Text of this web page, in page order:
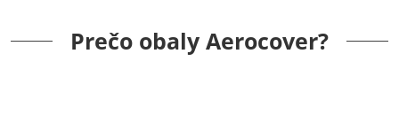
Prečo obaly Aerocover?